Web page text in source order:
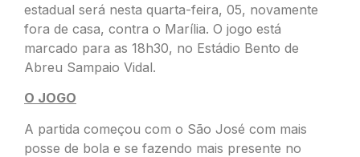
estadual será nesta quarta-feira, 05, novamente
fora de casa, contra o Marília. O jogo está
marcado para as 18h30, no Estádio Bento de
Abreu Sampaio Vidal.
O JOGO
A partida começou com o São José com mais
posse de bola e se fazendo mais presente no